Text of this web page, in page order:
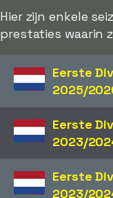
Hier zijn enkele
prestaties waarin
Eerste
2025/
Eerste
2023/
Eerste
2023/